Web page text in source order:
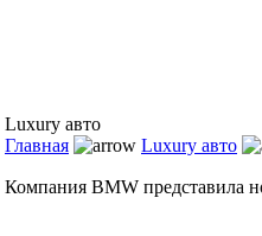
Luxury авто
Главная
Luxury авто
Компания BMW представила